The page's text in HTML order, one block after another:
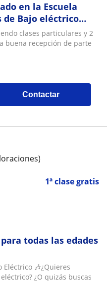
en la Escuela
de Bajo eléctrico
clases particulares y 2
buena recepción de parte
Contactar
1ª clase gratis
todas las edades
Eléctrico 🎶¿Quieres
¿O quizás buscas